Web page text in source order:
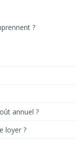
?
annuel ?
loyer ?